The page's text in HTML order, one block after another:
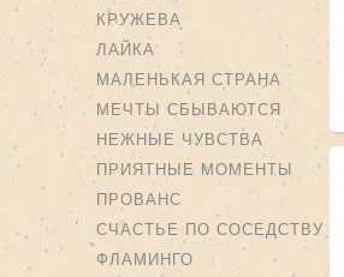
КРУЖЕВА
ЛАЙКА
МАЛЕНЬКАЯ СТРАНА
МЕЧТЫ СБЫВАЮТСЯ
НЕЖНЫЕ ЧУВСТВА
ПРИЯТНЫЕ МОМЕНТЫ
ПРОВАНС
СЧАСТЬЕ ПО СОСЕДСТВУ
ФЛАМИНГО